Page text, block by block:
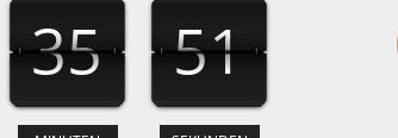
35 50